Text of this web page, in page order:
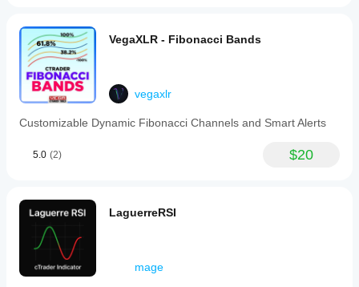
VegaXLR - Fibonacci Bands
vegaxlr
Customizable Dynamic Fibonacci Channels and Smart Alerts
5.0 (2) $20
LaguerreRSI
mage